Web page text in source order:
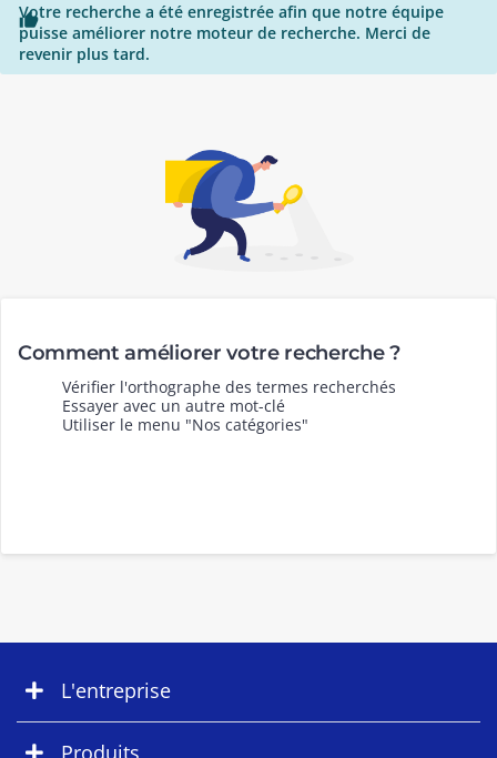

Votre recherche a été enregistrée afin que notre équipe
puisse améliorer notre moteur de recherche. Merci de
revenir plus tard.
Comment améliorer votre recherche ?
Vérifier l'orthographe des termes recherchés
Essayer avec un autre mot-clé
Utiliser le menu "Nos catégories"
L'entreprise
Produits